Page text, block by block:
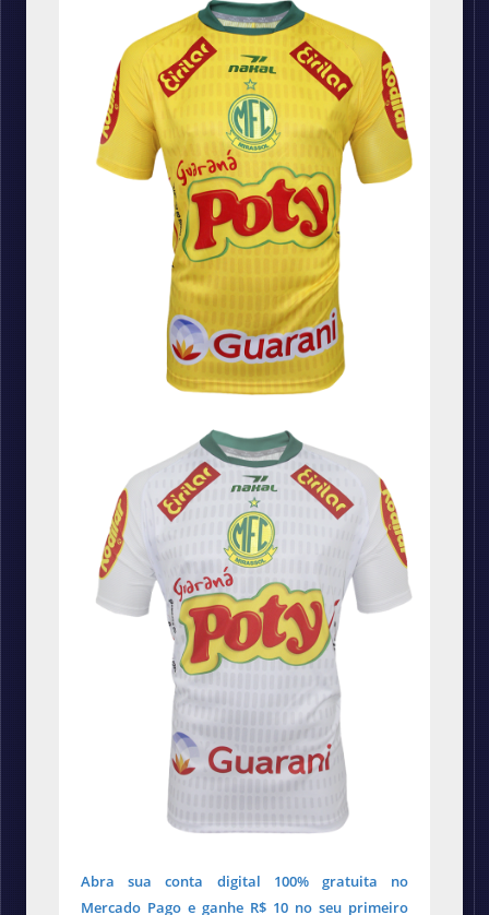
Abra sua conta digital 100% gratuita no
Mercado Pago e ganhe R$ 10 no seu primeiro